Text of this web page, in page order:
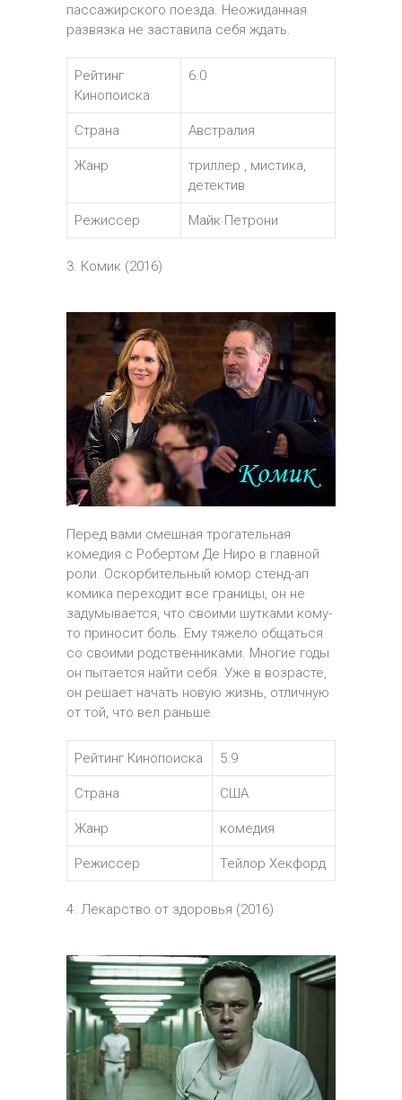
пассажирского поезда. Неожиданная
развязка не заставила себя ждать.
Рейтинг
Кинопоиска
6.0
Страна Австралия
Жанр
триллер , мистика,
детектив
Режиссер Майк Петрони
3. Комик (2016)
Перед вами смешная трогательная
комедия с Робертом Де Ниро в главной
роли. Оскорбительный юмор стенд-ап
комика переходит все границы, он не
задумывается, что своими шутками кому-
то приносит боль. Ему тяжело общаться
со своими родственниками. Многие годы
он пытается найти себя. Уже в возрасте,
он решает начать новую жизнь, отличную
от той, что вел раньше.
Рейтинг Кинопоиска 5.9
Страна США
Жанр комедия
Режиссер Тейлор Хекфорд
4. Лекарство от здоровья (2016)